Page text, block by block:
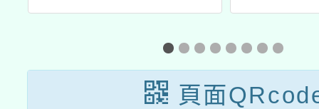
育扎
頁面